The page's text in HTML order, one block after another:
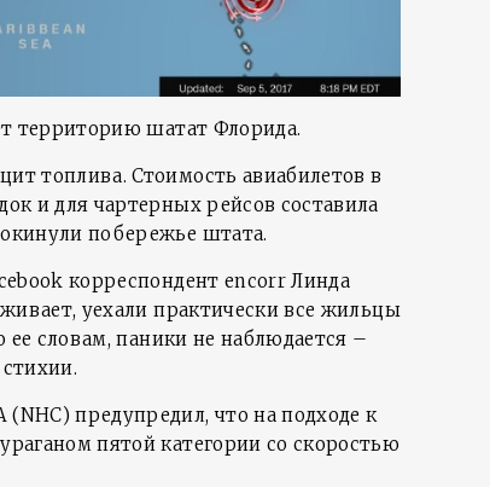
территорию шатат Флорида.
топлива. Стоимость авиабилетов в
и для чартерных рейсов составила
побережье штата.
корреспондент encorr Линда
уехали практически все жильцы
словам, паники не наблюдается –
предупредил, что на подходе к
пятой категории со скоростью